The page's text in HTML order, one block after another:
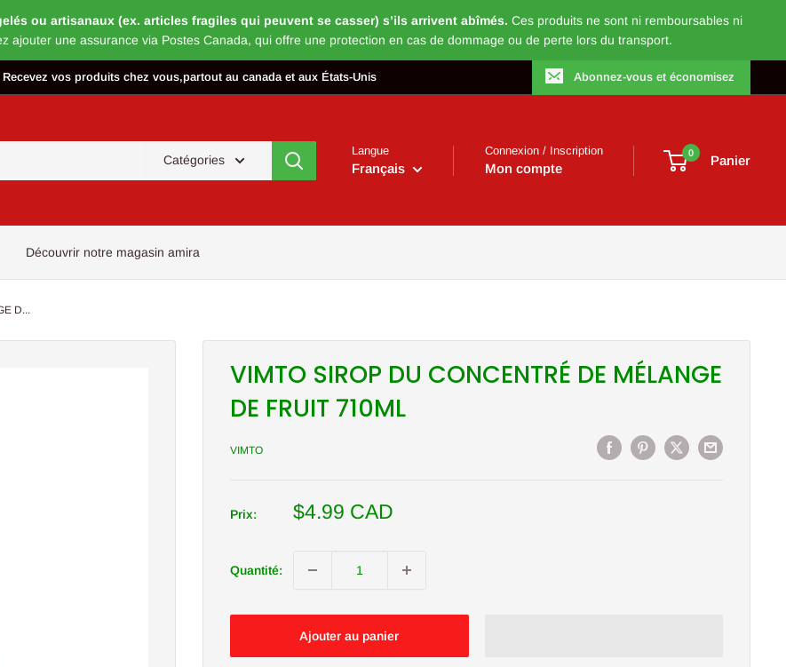
ou artisanaux (ex. articles fragiles qui peuvent se casser) s’ils arrivent abîmés. Ces produits ne sont ni remboursables ni
ajouter une assurance via Postes Canada, qui offre une protection en cas de dommage ou de perte lors du transport.
Recevez vos produits chez vous,partout au canada et aux États-Unis Abonnez-vous et économisez
Catégories
Langue
Français
Connexion / Inscription
Mon compte
0 Panier
Découvrir notre magasin amira
D...
VIMTO SIROP DU CONCENTRÉ DE MÉLANGE
DE FRUIT 710ML
VIMTO
Prix:
Prix
$4.99 CAD
Quantité:
Ajouter au panier